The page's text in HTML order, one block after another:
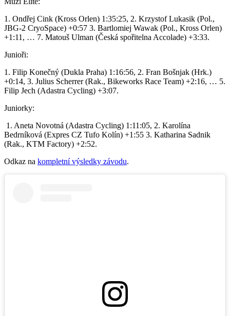
1. Ondřej Cink (Kross Orlen) 1:35:25, 2. Krzystof Lukasik (Pol.,
JBG-2 CryoSpace) +0:57 3. Bartlomiej Wawak (Pol., Kross Orlen)
+1:11, … 7. Matouš Ulman (Česká spořitelna Accolade) +3:33.
Junioři:
1. Filip Konečný (Dukla Praha) 1:16:56, 2. Fran Bošnjak (Hrk.)
+0:14, 3. Julius Scherrer (Rak., Bikeworks Race Team) +2:16, … 5.
Filip Jech (Adastra Cycling) +3:07.
Juniorky:
1. Aneta Novotná (Adastra Cycling) 1:11:05, 2. Karolína
Bedrníková (Expres CZ Tufo Kolín) +1:55 3. Katharina Sadnik
(Rak., KTM Factory) +2:52.
Odkaz na kompletní výsledky závodu.